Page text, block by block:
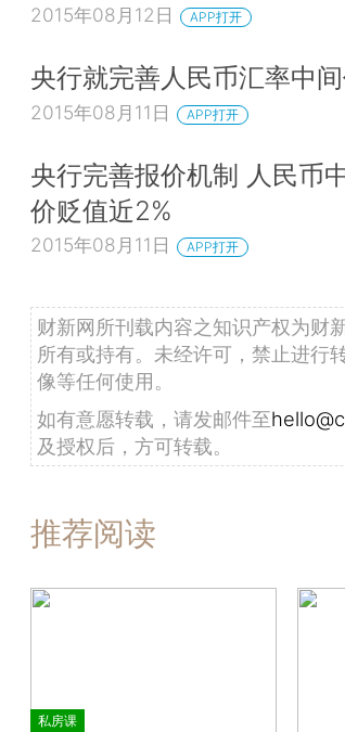
2015年08月12日 APP打开
央行就完善人民币汇率中
2015年08月11日 APP打开
央行完善报价机制 人民币
价贬值近2%
2015年08月11日 APP打开
财新网所刊载内容之知识产权为财
所有或持有。未经许可，禁止进行
像等任何使用。
如有意愿转载，请发邮件至
及授权后，方可转载。
推荐阅读
私房课